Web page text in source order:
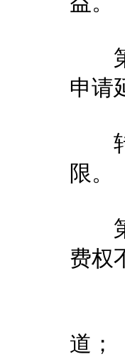
第
申请
转
限。
第
费权
（
道；